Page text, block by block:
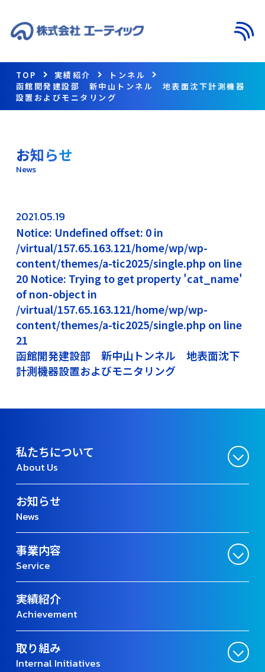
TOP 実績紹介
トンネル
函館開発建設部 新中山トンネル 地表面沈下計測機器
設置およびモニタリング
お知らせ
News
2021.05.19
Notice: Undefined offset: 0 in
/virtual/157.65.163.121/home/wp/wp-
content/themes/a-tic2025/single.php on line
20 Notice: Trying to get property 'cat_name'
of non-object in
/virtual/157.65.163.121/home/wp/wp-
content/themes/a-tic2025/single.php on line
21
函館開発建設部 新中山トンネル 地表面沈下
計測機器設置およびモニタリング
私たちについて
About Us
お知らせ
News
事業内容
Service
実績紹介
Achievement
取り組み
Internal Initiatives